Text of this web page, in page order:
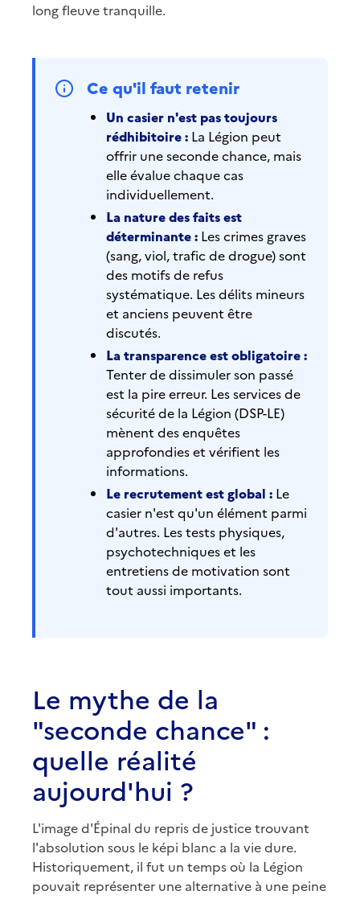
long fleuve tranquille.
Ce qu'il faut retenir
Un casier n'est pas toujours
rédhibitoire : La Légion peut
offrir une seconde chance, mais
elle évalue chaque cas
individuellement.
La nature des faits est
déterminante : Les crimes graves
(sang, viol, trafic de drogue) sont
des motifs de refus
systématique. Les délits mineurs
et anciens peuvent être
discutés.
La transparence est obligatoire :
Tenter de dissimuler son passé
est la pire erreur. Les services de
sécurité de la Légion (DSP-LE)
mènent des enquêtes
approfondies et vérifient les
informations.
Le recrutement est global : Le
casier n'est qu'un élément parmi
d'autres. Les tests physiques,
psychotechniques et les
entretiens de motivation sont
tout aussi importants.
Le mythe de la
"seconde chance" :
quelle réalité
aujourd'hui ?
L'image d'Épinal du repris de justice trouvant
l'absolution sous le képi blanc a la vie dure.
Historiquement, il fut un temps où la Légion
pouvait représenter une alternative à une peine